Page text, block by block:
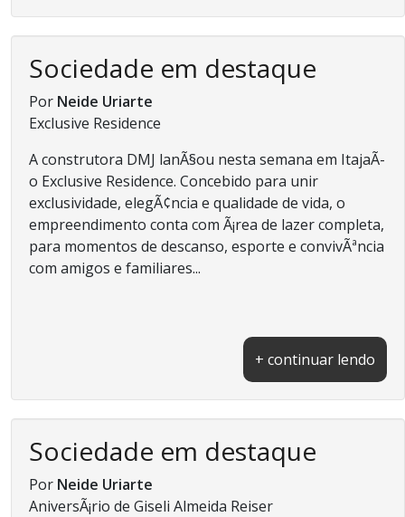
Sociedade em destaque
Por Neide Uriarte
Exclusive Residence
A construtora DMJ lanÃ§ou nesta semana em ItajaÃ­
o Exclusive Residence. Concebido para unir
exclusividade, elegÃ¢ncia e qualidade de vida, o
empreendimento conta com Ã¡rea de lazer completa,
para momentos de descanso, esporte e convivÃªncia
com amigos e familiares...
+ continuar lendo
Sociedade em destaque
Por Neide Uriarte
AniversÃ¡rio de Giseli Almeida Reiser